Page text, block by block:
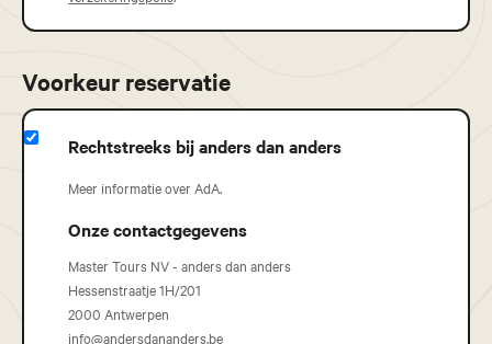
Voorkeur reservatie
Rechtstreeks bij anders dan anders
Meer informatie over AdA.
Onze contactgegevens
Master Tours NV - anders dan anders
Hessenstraatje 1H/201
2000 Antwerpen
info@andersdananders.be